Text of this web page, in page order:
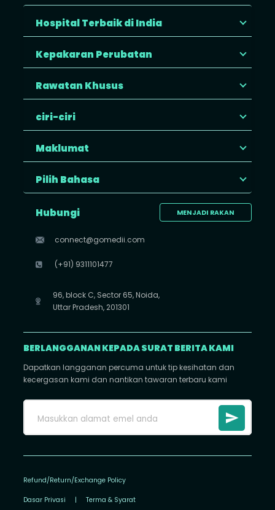
Hospital Terbaik di India
Kepakaran Perubatan
Rawatan Khusus
ciri-ciri
Maklumat
Pilih Bahasa
MENJADI RAKAN
Hubungi
connect@gomedii.com
(+91) 9311101477
96, block C, Sector 65, Noida,
Uttar Pradesh, 201301
BERLANGGANAN KEPADA SURAT BERITA KAMI
Dapatkan langganan percuma untuk tip kesihatan dan
kecergasan kami dan nantikan tawaran terbaru kami
Refund/Return/Exchange Policy
Dasar Privasi | Terma & Syarat